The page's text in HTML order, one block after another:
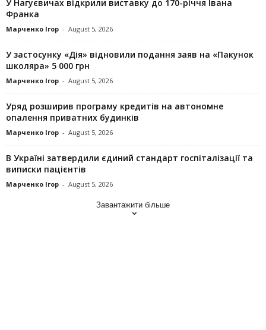
У Нагуєвичах відкрили виставку до 170-річчя Івана
Франка
Марченко Ігор - August 5, 2026
У застосунку «Дія» відновили подання заяв на «Пакунок
школяра» 5 000 грн
Марченко Ігор - August 5, 2026
Уряд розширив програму кредитів на автономне
опалення приватних будинків
Марченко Ігор - August 5, 2026
В Україні затвердили єдиний стандарт госпіталізації та
виписки пацієнтів
Марченко Ігор - August 5, 2026
Завантажити більше